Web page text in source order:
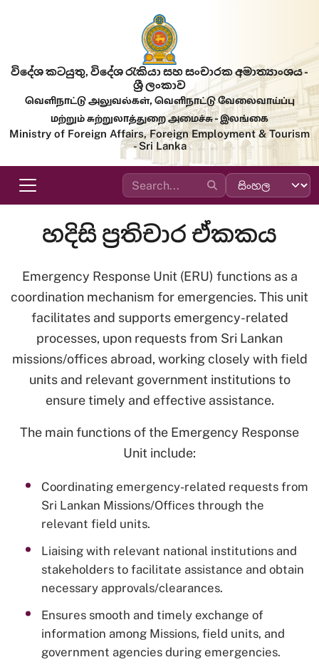
විදේශ කටයුතු, විදේශ රැකියා සහ සංචාරක අමාත්‍යාංශය -
ශ්‍රී ලංකාව
வெளிநாட்டு அலுவல்கள், வெளிநாட்டு வேலைவாய்ப்பு
மற்றும் சுற்றுலாத்துறை அமைச்சு - இலங்கை
Ministry of Foreign Affairs, Foreign Employment & Tourism
- Sri Lanka
හදිසි ප්‍රතිචාර ඒකකය
Emergency Response Unit (ERU) functions as a
coordination mechanism for emergencies. This unit
facilitates and supports emergency-related
processes, upon requests from Sri Lankan
missions/offices abroad, working closely with field
units and relevant government institutions to
ensure timely and effective assistance.
The main functions of the Emergency Response
Unit include:
Coordinating emergency-related requests from
Sri Lankan Missions/Offices through the
relevant field units.
Liaising with relevant national institutions and
stakeholders to facilitate assistance and obtain
necessary approvals/clearances.
Ensures smooth and timely exchange of
information among Missions, field units, and
government agencies during emergencies.